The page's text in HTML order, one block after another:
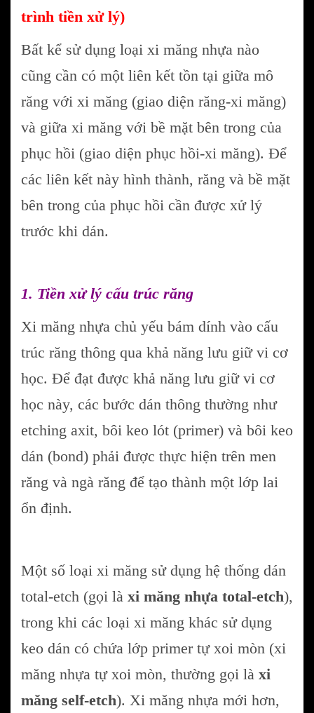
trình tiền xử lý)
Bất kể sử dụng loại xi măng nhựa nào
cũng cần có một liên kết tồn tại giữa mô
răng với xi măng (giao diện răng-xi măng)
và giữa xi măng với bề mặt bên trong của
phục hồi (giao diện phục hồi-xi măng). Để
các liên kết này hình thành, răng và bề mặt
bên trong của phục hồi cần được xử lý
trước khi dán.
1. Tiền xử lý cấu trúc răng
Xi măng nhựa chủ yếu bám dính vào cấu
trúc răng thông qua khả năng lưu giữ vi cơ
học. Để đạt được khả năng lưu giữ vi cơ
học này, các bước dán thông thường như
etching axit, bôi keo lót (primer) và bôi keo
dán (bond) phải được thực hiện trên men
răng và ngà răng để tạo thành một lớp lai
ổn định.
Một số loại xi măng sử dụng hệ thống dán
total-etch (gọi là xi măng nhựa total-etch),
trong khi các loại xi măng khác sử dụng
keo dán có chứa lớp primer tự xoi mòn (xi
măng nhựa tự xoi mòn, thường gọi là xi
măng self-etch). Xi măng nhựa mới hơn,